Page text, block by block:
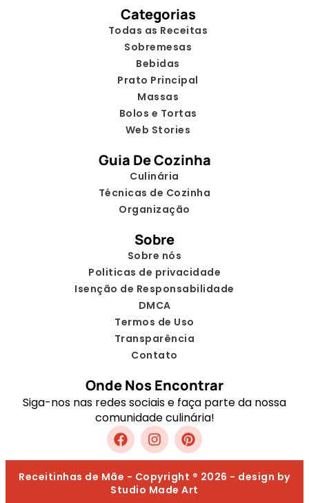
Categorias
Todas as Receitas
Sobremesas
Bebidas
Prato Principal
Massas
Bolos e Tortas
Web Stories
Guia De Cozinha
Culinária
Técnicas de Cozinha
Organização
Sobre
Sobre nós
Politicas de privacidade
Isenção de Responsabilidade
DMCA
Termos de Uso
Transparência
Contato
Onde Nos Encontrar
Siga-nos nas redes sociais e faça parte da nossa
comunidade culinária!
Receitinhas de Mãe - Copyright ® 2026 - design by
Studio Made Art